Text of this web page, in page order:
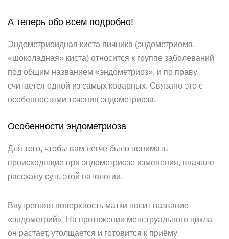
А теперь обо всем подробно!
Эндометриоидная киста яичника (эндометриома,
«шоколадная» киста) относится к группе заболеваний
под общим названием «эндометриоз», и по праву
считается одной из самых коварных. Связано это с
особенностями течения эндометриоза.
Особенности эндометриоза
Для того, чтобы вам легче было понимать
происходящие при эндометриозе изменения, вначале
расскажу суть этой патологии.
Внутренняя поверхность матки носит название
«эндометрий». На протяжении менструального цикла
он растает, утолщается и готовится к приёму